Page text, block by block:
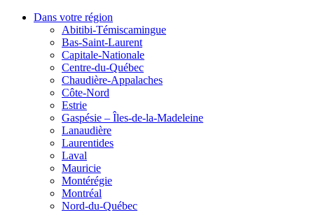
Dans votre région
Abitibi-Témiscamingue
Bas-Saint-Laurent
Capitale-Nationale
Centre-du-Québec
Chaudière-Appalaches
Côte-Nord
Estrie
Gaspésie – Îles-de-la-Madeleine
Lanaudière
Laurentides
Laval
Mauricie
Montérégie
Montréal
Nord-du-Québec